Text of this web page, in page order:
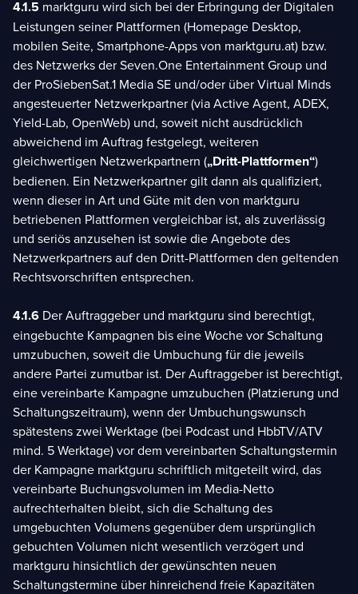
4.1.5 marktguru wird sich bei der Erbringung der Digitalen
Leistungen seiner Plattformen (Homepage Desktop,
mobilen Seite, Smartphone-Apps von marktguru.at) bzw.
des Netzwerks der Seven.One Entertainment Group und
der ProSiebenSat.1 Media SE und/oder über Virtual Minds
angesteuerter Netzwerkpartner (via Active Agent, ADEX,
Yield-Lab, OpenWeb) und, soweit nicht ausdrücklich
abweichend im Auftrag festgelegt, weiteren
gleichwertigen Netzwerkpartnern („Dritt-Plattformen“)
bedienen. Ein Netzwerkpartner gilt dann als qualifiziert,
wenn dieser in Art und Güte mit den von marktguru
betriebenen Plattformen vergleichbar ist, als zuverlässig
und seriös anzusehen ist sowie die Angebote des
Netzwerkpartners auf den Dritt-Plattformen den geltenden
Rechtsvorschriften entsprechen.
4.1.6 Der Auftraggeber und marktguru sind berechtigt,
eingebuchte Kampagnen bis eine Woche vor Schaltung
umzubuchen, soweit die Umbuchung für die jeweils
andere Partei zumutbar ist. Der Auftraggeber ist berechtigt,
eine vereinbarte Kampagne umzubuchen (Platzierung und
Schaltungszeitraum), wenn der Umbuchungswunsch
spätestens zwei Werktage (bei Podcast und HbbTV/ATV
mind. 5 Werktage) vor dem vereinbarten Schaltungstermin
der Kampagne marktguru schriftlich mitgeteilt wird, das
vereinbarte Buchungsvolumen im Media-Netto
aufrechterhalten bleibt, sich die Schaltung des
umgebuchten Volumens gegenüber dem ursprünglich
gebuchten Volumen nicht wesentlich verzögert und
marktguru hinsichtlich der gewünschten neuen
Schaltungstermine über hinreichend freie Kapazitäten